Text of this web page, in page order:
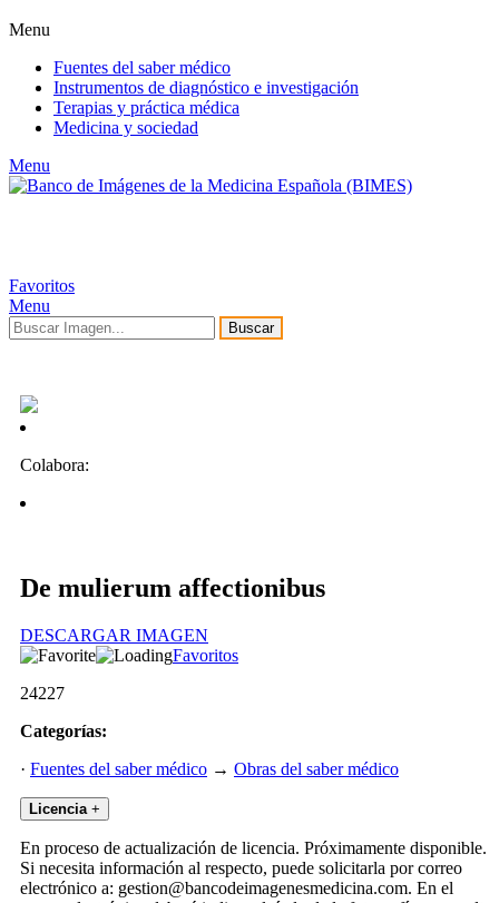
Menu
Fuentes del saber médico
Instrumentos de diagnóstico e investigación
Terapias y práctica médica
Medicina y sociedad
Menu
Favoritos
Menu
Buscar
Colabora:
De mulierum affectionibus
DESCARGAR IMAGEN
Favoritos
24227
Categorías:
· Fuentes del saber médico → Obras del saber médico
Licencia +
En proceso de actualización de licencia. Próximamente disponible.
Si necesita información al respecto, puede solicitarla por correo
electrónico a: gestion@bancodeimagenesmedicina.com. En el